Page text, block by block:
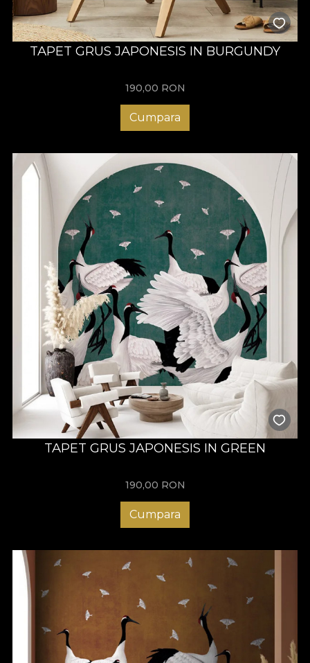
TAPET GRUS JAPONESIS IN BURGUNDY
190,00 RON
Cumpara
TAPET GRUS JAPONESIS IN GREEN
190,00 RON
Cumpara